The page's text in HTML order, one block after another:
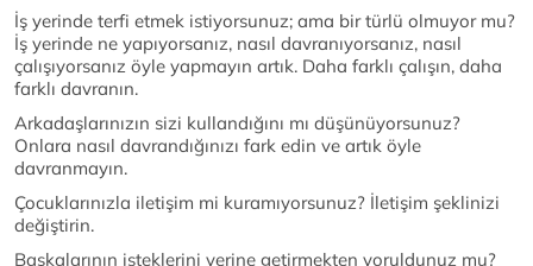
İş yerinde terfi etmek istiyorsunuz; ama bir türlü olmuyor mu?
İş yerinde ne yapıyorsanız, nasıl davranıyorsanız, nasıl
çalışıyorsanız öyle yapmayın artık. Daha farklı çalışın, daha
farklı davranın.
Arkadaşlarınızın sizi kullandığını mı düşünüyorsunuz?
Onlara nasıl davrandığınızı fark edin ve artık öyle
davranmayın.
Çocuklarınızla iletişim mi kuramıyorsunuz? İletişim şeklinizi
değiştirin.
Başkalarının isteklerini yerine getirmekten yoruldunuz mu?